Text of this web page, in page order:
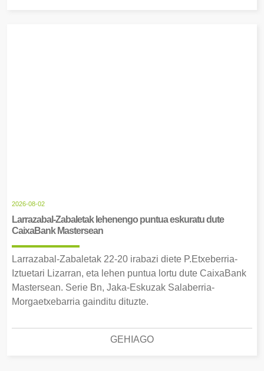
2026-08-02
Larrazabal-Zabaletak lehenengo puntua eskuratu dute
CaixaBank Mastersean
Larrazabal-Zabaletak 22-20 irabazi diete P.Etxeberria-
Iztuetari Lizarran, eta lehen puntua lortu dute CaixaBank
Mastersean. Serie Bn, Jaka-Eskuzak Salaberria-
Morgaetxebarria gainditu dituzte.
GEHIAGO